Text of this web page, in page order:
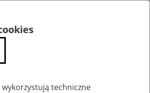
wykorzystują techniczne